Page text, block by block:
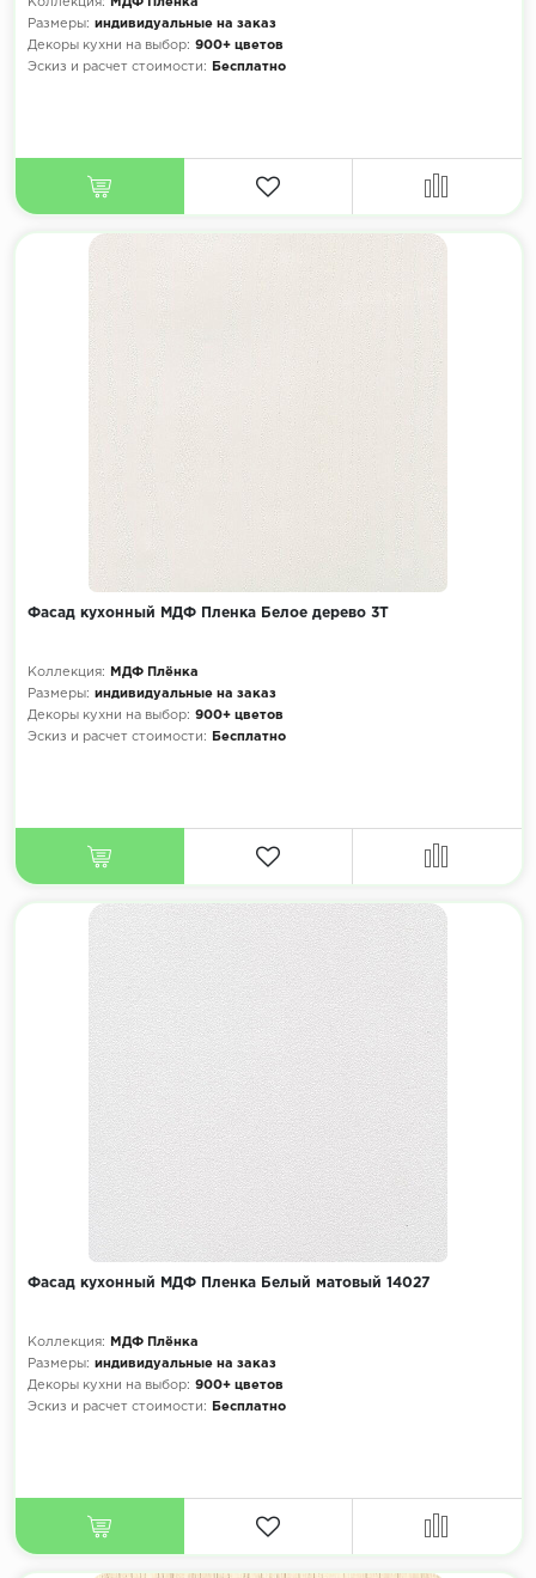
Коллекция:
МДФ Плёнка
Размеры: индивидуальные на заказ
Декоры кухни на выбор: 900+ цветов
Эскиз и расчет стоимости:
Бесплатно
Фасад кухонный МДФ Пленка Белое дерево 3Т
Коллекция:
МДФ Плёнка
Размеры: индивидуальные на заказ
Декоры кухни на выбор: 900+ цветов
Эскиз и расчет стоимости:
Бесплатно
Фасад кухонный МДФ Пленка Белый матовый 14027
Коллекция:
МДФ Плёнка
Размеры: индивидуальные на заказ
Декоры кухни на выбор: 900+ цветов
Эскиз и расчет стоимости:
Бесплатно